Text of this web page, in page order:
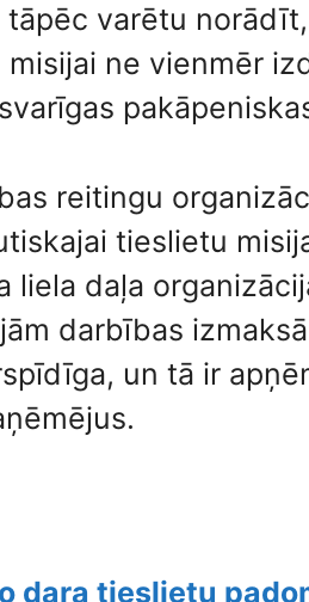
tāpēc varētu
ne vienmēr
reitingu
tieslietu
liela daļa
darbības
un tā ir
dara tieslietu